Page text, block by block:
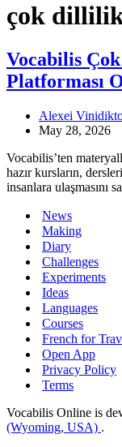
çok
Vocabilis
Platforması
Alexei
May 28, 2026
Vocabilis’ten
hazır kursların,
insanlara ulaşmasını
News
Making
Diary
Challenges
Experiments
Ideas
Languages
Courses
French for
Open App
Privacy Policy
Terms
Vocabilis Online is
(Wyoming, USA) .